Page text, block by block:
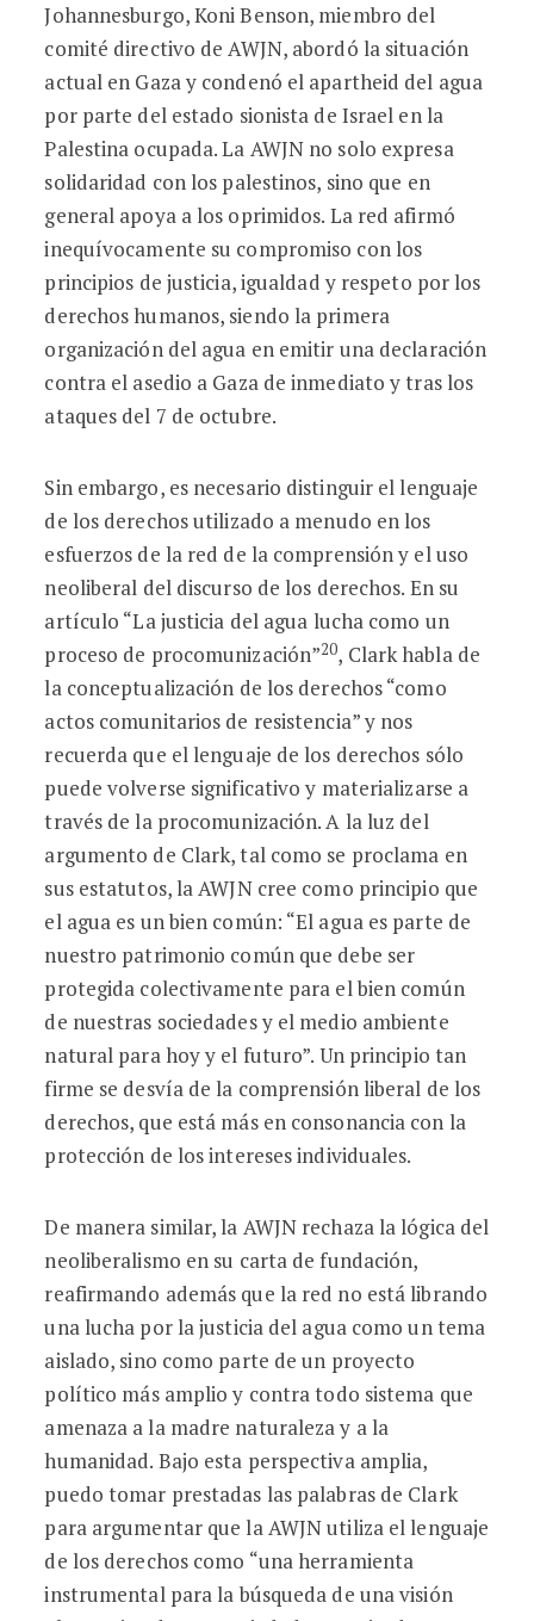
Johannesburgo, Koni Benson, miembro del
comité directivo de AWJN, abordó la situación
actual en Gaza y condenó el apartheid del agua
por parte del estado sionista de Israel en la
Palestina ocupada. La AWJN no solo expresa
solidaridad con los palestinos, sino que en
general apoya a los oprimidos. La red afirmó
inequívocamente su compromiso con los
principios de justicia, igualdad y respeto por los
derechos humanos, siendo la primera
organización del agua en emitir una declaración
contra el asedio a Gaza de inmediato y tras los
ataques del 7 de octubre.
Sin embargo, es necesario distinguir el lenguaje
de los derechos utilizado a menudo en los
esfuerzos de la red de la comprensión y el uso
neoliberal del discurso de los derechos. En su
artículo “La justicia del agua lucha como un
proceso de procomunización”20, Clark habla de
la conceptualización de los derechos “como
actos comunitarios de resistencia” y nos
recuerda que el lenguaje de los derechos sólo
puede volverse significativo y materializarse a
través de la procomunización. A la luz del
argumento de Clark, tal como se proclama en
sus estatutos, la AWJN cree como principio que
el agua es un bien común: “El agua es parte de
nuestro patrimonio común que debe ser
protegida colectivamente para el bien común
de nuestras sociedades y el medio ambiente
natural para hoy y el futuro”. Un principio tan
firme se desvía de la comprensión liberal de los
derechos, que está más en consonancia con la
protección de los intereses individuales.
De manera similar, la AWJN rechaza la lógica del
neoliberalismo en su carta de fundación,
reafirmando además que la red no está librando
una lucha por la justicia del agua como un tema
aislado, sino como parte de un proyecto
político más amplio y contra todo sistema que
amenaza a la madre naturaleza y a la
humanidad. Bajo esta perspectiva amplia,
puedo tomar prestadas las palabras de Clark
para argumentar que la AWJN utiliza el lenguaje
de los derechos como “una herramienta
instrumental para la búsqueda de una visión